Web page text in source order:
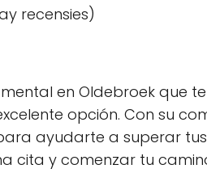
recensies)
en Oldebroek que
opción. Con su
ayudarte a superar
cita y comenzar tu